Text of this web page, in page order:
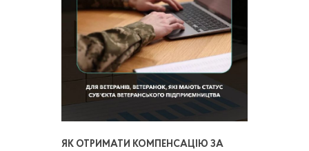
ЯК ОТРИМАТИ КОМПЕНСАЦІЮ ЗА